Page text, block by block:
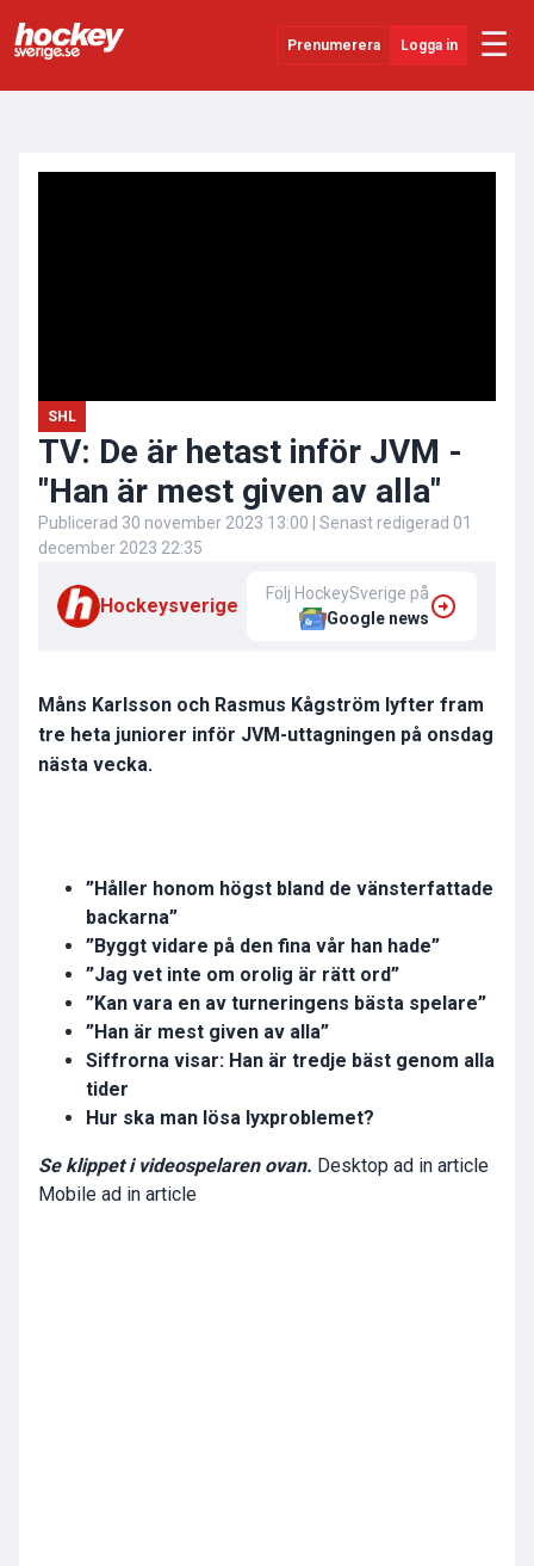
Prenumerera Logga in ☰
SHL
TV: De är hetast inför JVM -
"Han är mest given av alla"
Publicerad 30 november 2023 13:00 | Senast redigerad 01
december 2023 22:35
Hockeysverige
Följ HockeySverige på
Google news
Måns Karlsson och Rasmus Kågström lyfter fram
tre heta juniorer inför JVM-uttagningen på onsdag
nästa vecka.
”Håller honom högst bland de vänsterfattade
backarna”
”Byggt vidare på den fina vår han hade”
”Jag vet inte om orolig är rätt ord”
”Kan vara en av turneringens bästa spelare”
”Han är mest given av alla”
Siffrorna visar: Han är tredje bäst genom alla
tider
Hur ska man lösa lyxproblemet?
Se klippet i videospelaren ovan. Desktop ad in article
Mobile ad in article